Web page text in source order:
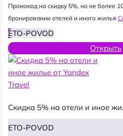
Промокод на скидку 5%, но не более
бронировании отелей и иного жилья
ETO-POVOD
Открыть
Скидка 5% на отели и иное
ETO-POVOD